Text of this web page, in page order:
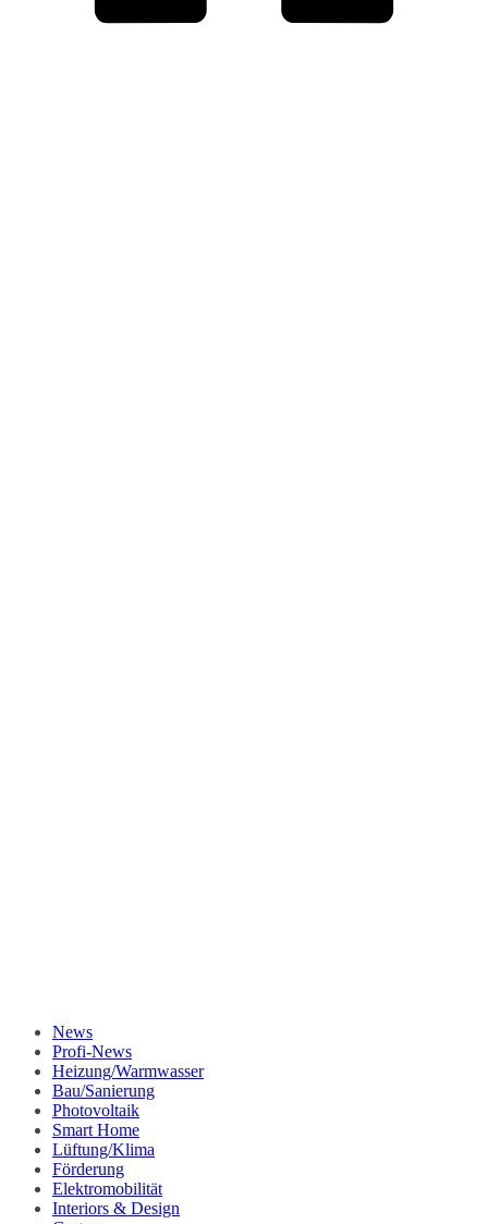
News
Profi-News
Heizung/Warmwasser
Bau/Sanierung
Photovoltaik
Smart Home
Lüftung/Klima
Förderung
Elektromobilität
Interiors & Design